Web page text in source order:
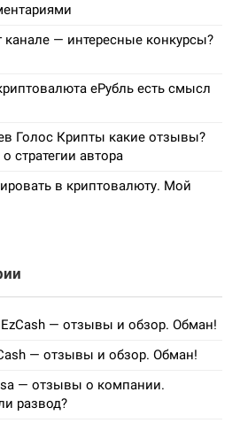
канале — интересные конкурсы?
еРубль есть смысл
Голос Крипты какие отзывы?
стратегии автора
в криптовалюту. Мой
EzCash — отзывы и обзор. Обман!
— отзывы и обзор. Обман!
— отзывы о компании.
развод?